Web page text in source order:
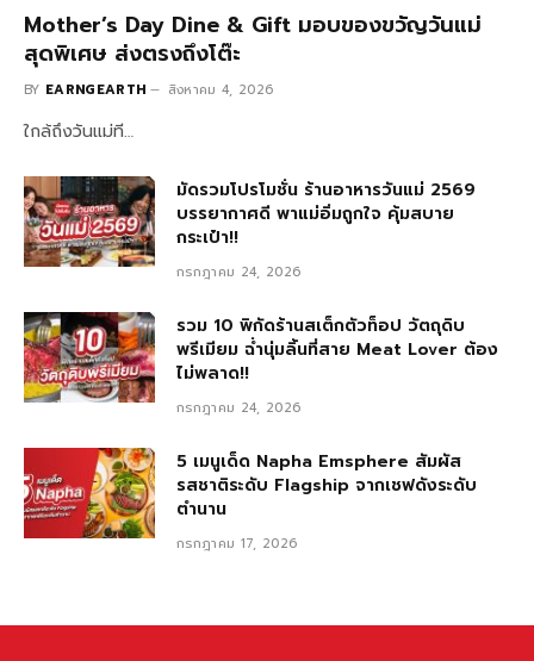
Mother’s Day Dine & Gift มอบของขวัญวันแม่
สุดพิเศษ ส่งตรงถึงโต๊ะ
BY EARNGEARTH สิงหาคม 4, 2026
ใกล้ถึงวันแม่ที…
มัดรวมโปรโมชั่น ร้านอาหารวันแม่ 2569
บรรยากาศดี พาแม่อิ่มถูกใจ คุ้มสบาย
กระเป๋า!!
กรกฎาคม 24, 2026
รวม 10 พิกัดร้านสเต็กตัวท็อป วัตถุดิบ
พรีเมียม ฉ่ำนุ่มลิ้นที่สาย Meat Lover ต้อง
ไม่พลาด!!
กรกฎาคม 24, 2026
5 เมนูเด็ด Napha Emsphere สัมผัส
รสชาติระดับ Flagship จากเชฟดังระดับ
ตำนาน
กรกฎาคม 17, 2026